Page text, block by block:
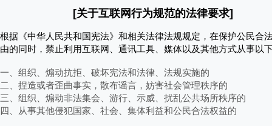
[关于互联网行为规范的法律要求]
根据《中华人民共和国宪法》和相关法律法规规定，在保护公民合
由的同时，禁止利用互联网、通讯工具、媒体以及其他方式从事以
一、组织、煽动抗拒、破坏宪法和法律、法规实施的
二、捏造或者歪曲事实，散布谣言，妨害社会管理秩序的
三、组织、煽动非法集会、游行、示威、扰乱公共场所秩序的
四、从事其他侵犯国家、社会、集体利益和公民合法权益的